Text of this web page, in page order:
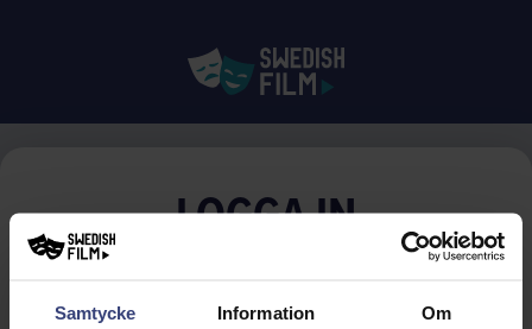
Samtycke Information Om
LOGGA IN
E-POST